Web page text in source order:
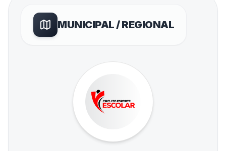
MUNICIPAL / REGIONAL